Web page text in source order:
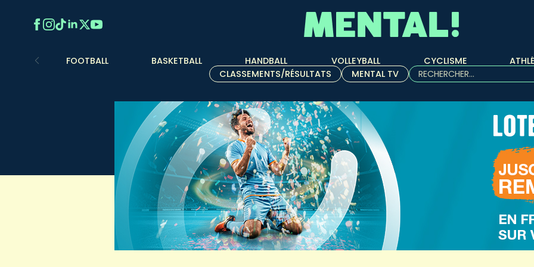
FOOTBALL BASKETBALL HANDBALL VOLLEYBALL CYCLISME
CLASSEMENTS/RÉSULTATS
MENTAL TV
Rechercher :